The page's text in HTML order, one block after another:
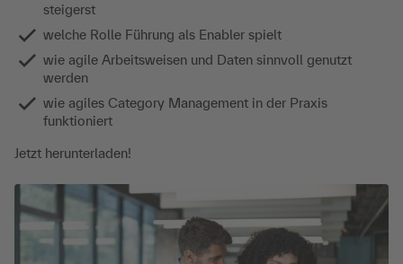
steigerst
welche Rolle Führung als Enabler spielt
wie agile Arbeitsweisen und Daten sinnvoll genutzt
werden
wie agiles Category Management in der Praxis
funktioniert
Jetzt herunterladen!